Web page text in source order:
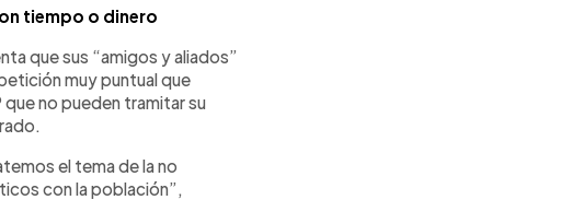
tiempo o dinero
que sus “amigos y aliados”
muy puntual que
no pueden tramitar su
el tema de la no
con la población”,